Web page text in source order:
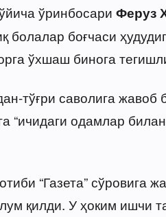
ўринбосари Феруз
боғчаси
ўхшаш бинога
тўғри саволига жавоб
“ичидаги одамлар
“Газета” сўровига
қилди. У ҳоким ишчи